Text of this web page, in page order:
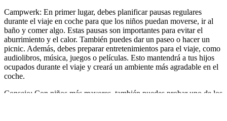
Campwerk: En primer lugar, debes planificar pausas regulares
durante el viaje en coche para que los niños puedan moverse, ir al
baño y comer algo. Estas pausas son importantes para evitar el
aburrimiento y el calor. También puedes dar un paseo o hacer un
picnic. Además, debes preparar entretenimientos para el viaje, como
audiolibros, música, juegos o películas. Esto mantendrá a tus hijos
ocupados durante el viaje y creará un ambiente más agradable en el
coche.
Consejo: Con niños más mayores, también puedes probar uno de los